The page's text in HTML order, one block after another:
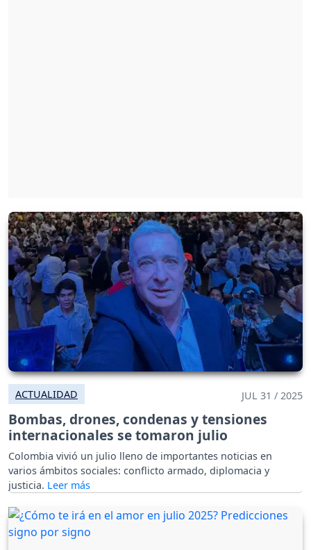
ACTUALIDAD JUL 31 / 2025
Bombas, drones, condenas y tensiones
internacionales se tomaron julio
Colombia vivió un julio lleno de importantes noticias en
varios ámbitos sociales: conflicto armado, diplomacia y
justicia.